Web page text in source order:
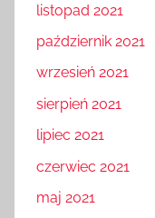
listopad 2021
październik 2021
wrzesień 2021
sierpień 2021
lipiec 2021
czerwiec 2021
maj 2021